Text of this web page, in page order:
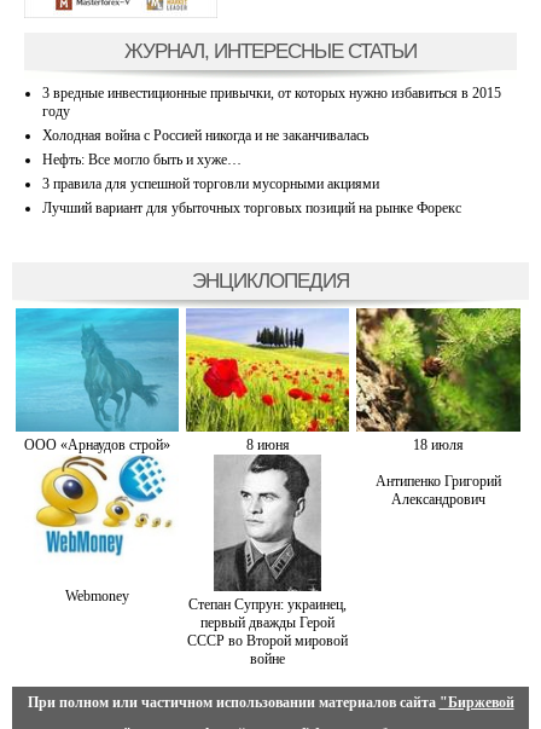
ЖУРНАЛ, ИНТЕРЕСНЫЕ СТАТЬИ
3 вредные инвестиционные привычки, от которых нужно избавиться в 2015
году
Холодная война с Россией никогда и не заканчивалась
Нефть: Все могло быть и хуже…
3 правила для успешной торговли мусорными акциями
Лучший вариант для убыточных торговых позиций на рынке Форекс
ЭНЦИКЛОПЕДИЯ
ООО «Арнаудов строй» 8 июня 18 июля
Webmoney
Степан Супрун: украинец,
первый дважды Герой
СССР во Второй мировой
войне
Антипенко Григорий
Александрович
При полном или частичном использовании материалов сайта "Биржевой